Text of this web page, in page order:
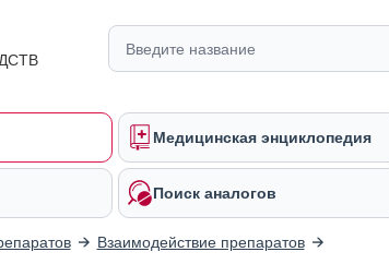
Медицинская энциклопедия
Поиск аналогов
Взаимодействие препаратов